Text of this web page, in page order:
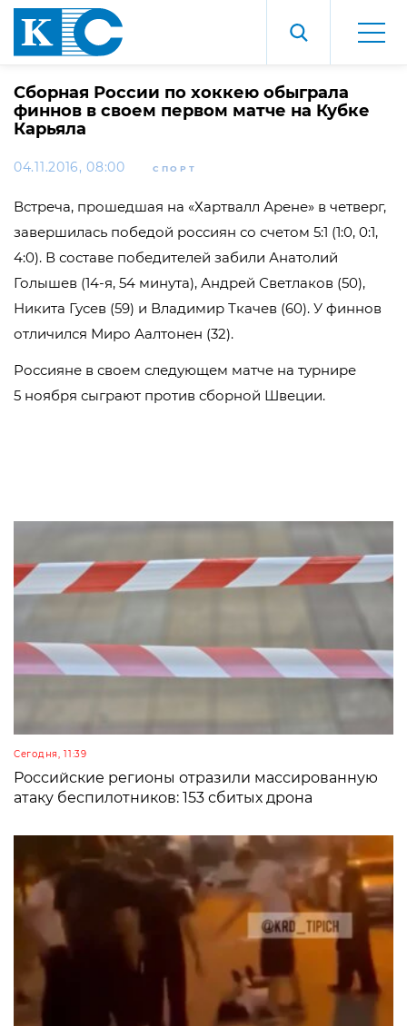
Сборная России по хоккею обыграла
финнов в своем первом матче на Кубке
Карьяла
04.11.2016, 08:00 СПОРТ
Встреча, прошедшая на «Хартвалл Арене» в четверг,
завершилась победой россиян со счетом 5:1 (1:0, 0:1,
4:0). В составе победителей забили Анатолий
Голышев (14-я, 54 минута), Андрей Светлаков (50),
Никита Гусев (59) и Владимир Ткачев (60). У финнов
отличился Миро Аалтонен (32).
Россияне в своем следующем матче на турнире
5 ноября сыграют против сборной Швеции.
Сегодня, 11:39
Российские регионы отразили массированную
атаку беспилотников: 153 сбитых дрона